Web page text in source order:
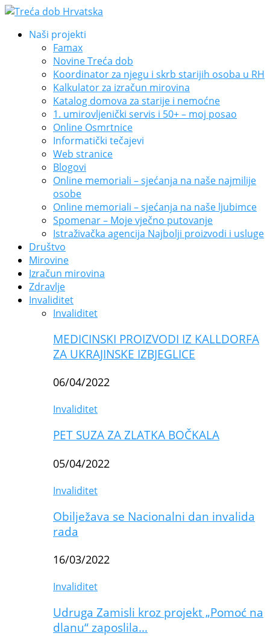
Naši projekti
Famax
Novine Treća dob
Koordinator za njegu i skrb starijih osoba u RH
Kalkulator za izračun mirovina
Katalog domova za starije i nemoćne
1. umirovljenički servis i 50+ – moj posao
Online Osmrtnice
Informatički tečajevi
Web stranice
Blogovi
Online memoriali – sjećanja na naše najmilije
osobe
Online memoriali – sjećanja na naše ljubimce
Spomenar – Moje vječno putovanje
Istraživačka agencija Najbolji proizvodi i usluge
Društvo
Mirovine
Izračun mirovina
Zdravlje
Invaliditet
Invaliditet
MEDICINSKI PROIZVODI IZ KALLDORFA
ZA UKRAJINSKE IZBJEGLICE
06/04/2022
Invaliditet
PET SUZA ZA ZLATKA BOČKALA
05/04/2022
Invaliditet
Obilježava se Nacionalni dan invalida
rada
16/03/2022
Invaliditet
Udruga Zamisli kroz projekt „Pomoć na
dlanu“ zaposlila…